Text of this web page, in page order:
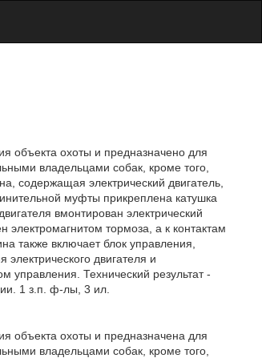
объекта охоты и предназначено для
владельцами собак, кроме того,
содержащая электрический двигатель,
муфты прикреплена катушка
вмонтирован электрический
тормоза, а к контактам
также включает блок управления,
двигателя и
управления. Технический результат -
1 з.п. ф-лы, 3 ил.
объекта охоты и предназначена для
владельцами собак, кроме того,